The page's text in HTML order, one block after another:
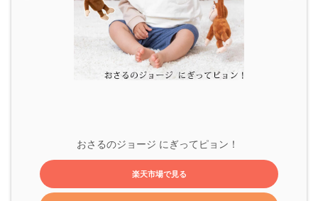
おさるのジョージ にぎってピョン！
楽天市場で見る